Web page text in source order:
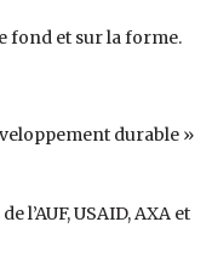
fond et sur la forme.
durable »
l’AUF, USAID, AXA et